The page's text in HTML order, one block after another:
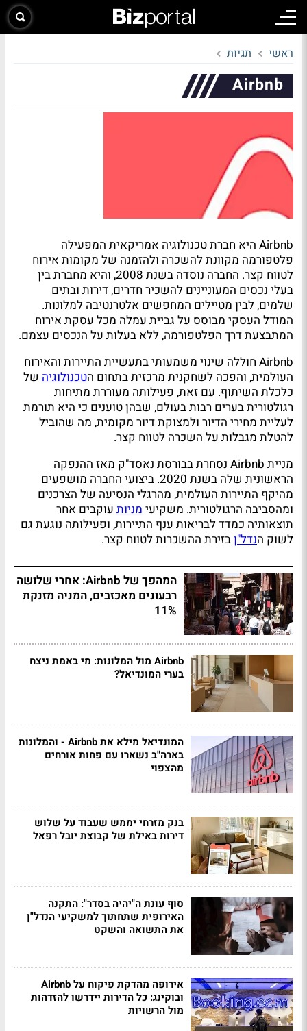
ראשי תגיות
Airbnb
Airbnb היא חברת טכנולוגיה אמריקאית המפעילה
פלטפורמה מקוונת להשכרה ולהזמנה של מקומות אירוח
לטווח קצר. החברה נוסדה בשנת 2008, והיא מחברת בין
בעלי נכסים המעוניינים להשכיר חדרים, דירות ובתים
שלמים, לבין מטיילים המחפשים אלטרנטיבה למלונות.
המודל העסקי מבוסס על גביית עמלה מכל עסקת אירוח
המתבצעת דרך הפלטפורמה, ללא בעלות על הנכסים עצמם.
Airbnb חוללה שינוי משמעותי בתעשיית התיירות והאירוח
העולמית, והפכה לשחקנית מרכזית בתחום הטכנולוגיה של
כלכלת השיתוף. עם זאת, פעילותה מעוררת מתיחות
רגולטורית בערים רבות בעולם, שבהן טוענים כי היא תורמת
לעליית מחירי הדיור ולמצוקת דיור מקומית, מה שהוביל
להטלת מגבלות על השכרה לטווח קצר.
מניית Airbnb נסחרת בבורסת נאסד"ק מאז ההנפקה
הראשונית שלה בשנת 2020. ביצועי החברה מושפעים
מהיקף התיירות העולמית, מהרגלי הנסיעה של הצרכנים
ומהסביבה הרגולטורית. משקיעימניות עוקבים אחר
תוצאותיה כמדד לבריאות ענף התיירות, ופעילותה נוגעת גם
לשוק הנדל"ןבזירת ההשכרות לטווח קצר.
המהפך של Airbnb: אחרי שלושה
רבעונים מאכזבים, המניה מזנקת
11%
Airbnb מול המלונות: מי באמת ניצח
בערי המונדיאל?
המונדיאל מילא את Airbnb - והמלונות
בארה"ב נשארו עם פחות אורחים
מהצפוי
בנק מזרחי יממש שעבוד על שלוש
דירות באילת של קבוצת יובל רפאל
סוף עונת ה"יהיה בסדר": התקנה
האירופית שתחתוך למשקיעי הנדל"ן
את התשואה והשקט
אירופה מהדקת פיקוח על Airbnb
ובוקינג: כל הדירות יידרשו להזדהות
מול הרשויות